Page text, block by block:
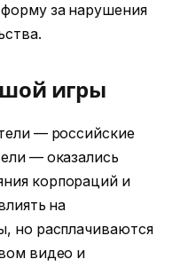
за нарушения
игры
— российские
— оказались
корпораций и
на
но расплачиваются
видео и